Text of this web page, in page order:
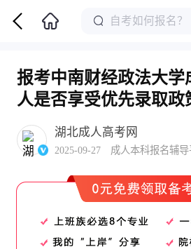
报考中南财经政法大学
人是否享受优先录取政
湖北成人高考网
2025-09-27 成人本科报名辅导